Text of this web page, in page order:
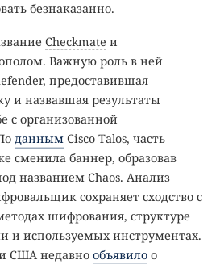
безнаказанно.
Checkmate и
Важную роль в ней
предоставившая
и назвавшая результаты
с организованной
данным Cisco Talos, часть
сменила баннер, образовав
названием Chaos. Анализ
сохраняет сходство с
шифрования, структуре
и используемых инструментах.
США недавно объявило о